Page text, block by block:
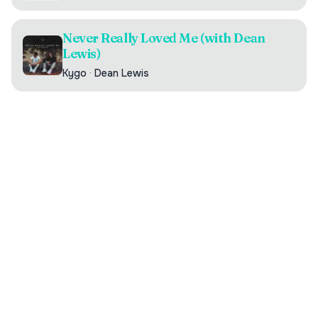
Never Really Loved Me (with Dean
Lewis)
Kygo · Dean Lewis